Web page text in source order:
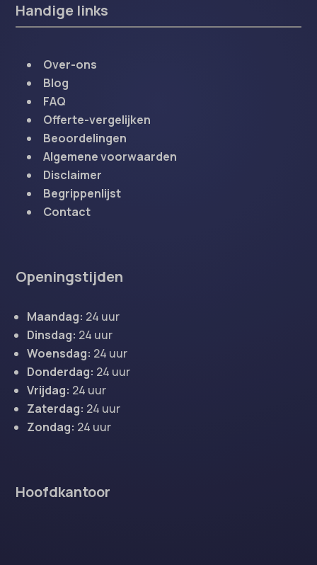
Handige links
Over-ons
Blog
FAQ
Offerte-vergelijken
Beoordelingen
Algemene voorwaarden
Disclaimer
Begrippenlijst
Contact
Openingstijden
Maandag: 24 uur
Dinsdag: 24 uur
Woensdag: 24 uur
Donderdag: 24 uur
Vrijdag: 24 uur
Zaterdag: 24 uur
Zondag: 24 uur
Hoofdkantoor